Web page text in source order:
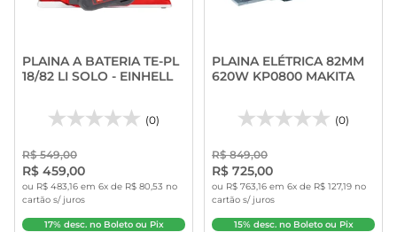
PLAINA A BATERIA TE-PL
18/82 LI SOLO - EINHELL
(0)
R$ 549,00
R$ 459,00
ou R$ 483,16 em 6x de R$ 80,53 no
cartão s/ juros
17% desc. no Boleto ou Pix
PLAINA ELÉTRICA 82MM
620W KP0800 MAKITA
(0)
R$ 849,00
R$ 725,00
ou R$ 763,16 em 6x de R$ 127,19 no
cartão s/ juros
15% desc. no Boleto ou Pix